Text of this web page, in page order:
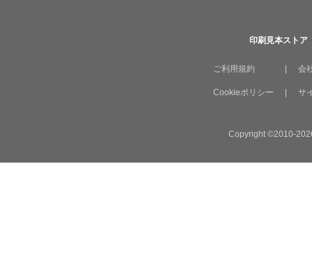
印刷見本ストア
ご利用規約 会
Cookieポリシー サ
Copyright ©2010-